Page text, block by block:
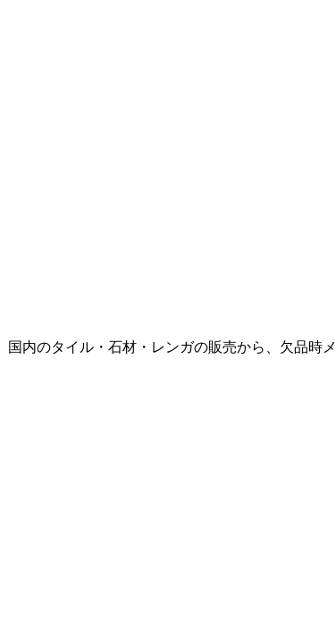
内のタイル・石材・レンガの販売から、欠品時